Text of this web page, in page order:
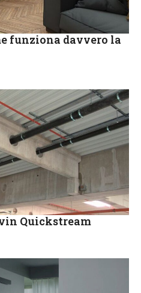
funziona davvero la
Quickstream